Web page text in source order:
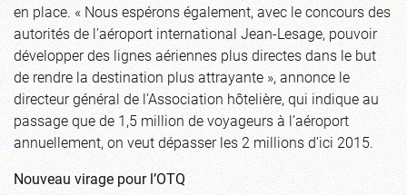
en place. « Nous espérons également, avec le concours des
autorités de l’aéroport international Jean-Lesage, pouvoir
développer des lignes aériennes plus directes dans le but
de rendre la destination plus attrayante », annonce le
directeur général de l’Association hôtelière, qui indique au
passage que de 1,5 million de voyageurs à l’aéroport
annuellement, on veut dépasser les 2 millions d’ici 2015.
Nouveau virage pour l’OTQ